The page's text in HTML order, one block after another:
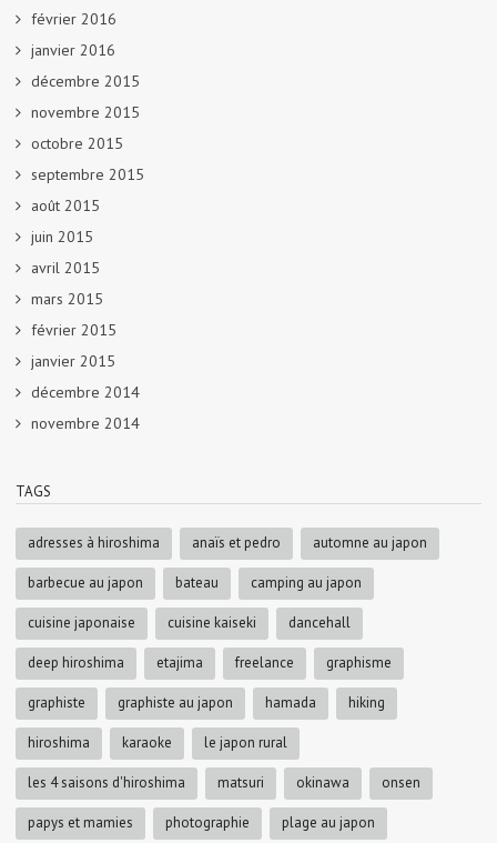
février 2016
janvier 2016
décembre 2015
novembre 2015
octobre 2015
septembre 2015
août 2015
juin 2015
avril 2015
mars 2015
février 2015
janvier 2015
décembre 2014
novembre 2014
TAGS
adresses à hiroshima anaïs et pedro automne au japon
barbecue au japon bateau camping au japon
cuisine japonaise cuisine kaiseki dancehall
deep hiroshima etajima freelance graphisme
graphiste graphiste au japon hamada hiking
hiroshima karaoke le japon rural
les 4 saisons d'hiroshima matsuri okinawa onsen
papys et mamies photographie plage au japon